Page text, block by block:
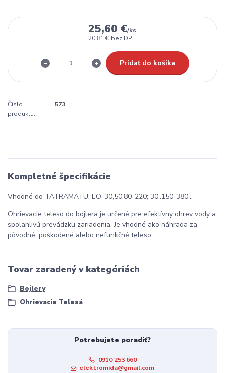
25,60 €/ks
20,81 € bez DPH
Pridať do košíka
Číslo
produktu:
573
Kompletné špecifikácie
Vhodné do TATRAMATU: EO-30,50,80-220; 30..150-380...
Ohrievacie teleso do bojlera je určené pre efektívny ohrev vody a
spolahlivú prevádzku zariadenia. Je vhodné ako náhrada za
pôvodné, poškodené alebo nefunkčné teleso
Tovar zaradený v kategóriách
Bojlery
Ohrievacie Telesá
Potrebujete poradiť?
0910 253 660
elektromida@gmail.com